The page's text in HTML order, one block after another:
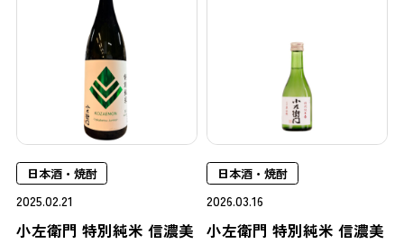
日本酒・焼酎
2025.02.21
小左衛門 特別純米 信濃美
日本酒・焼酎
2026.03.16
小左衛門 特別純米 信濃美